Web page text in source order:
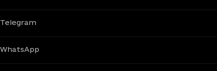
Telegram
WhatsApp